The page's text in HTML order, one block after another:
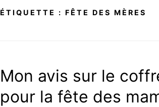
ÉTIQUETTE : FÊTE DES MÈRES
Mon avis sur le
pour la fête des